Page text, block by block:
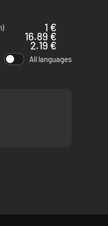
de productie van
1 €
16.89 €
2.19 €
All languages